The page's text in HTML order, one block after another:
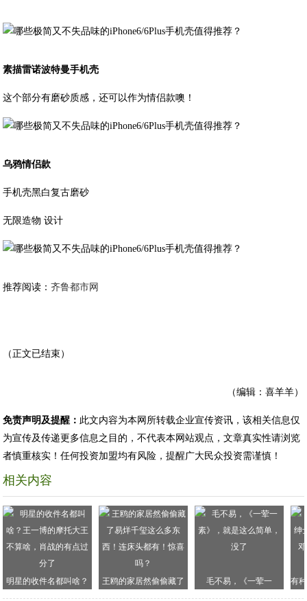
素描雷诺波特曼手机壳
这个部分有磨砂质感，还可以作为情侣款噢！
乌鸦情侣款
手机壳黑白复古磨砂
无限造物 设计
推荐阅读：齐鲁都市网
（正文已结束）
（编辑：喜羊羊）
免责声明及提醒： 此文内容为本网所转载企业宣传资讯，该相关信息仅
为宣传及传递更多信息之目的，不代表本网站观点，文章真实性请浏览
者慎重核实！任何投资加盟均有风险，提醒广大民众投资需谨慎！
相关内容
明星的收件名都叫啥？
王一博的摩托大王不算
王鸥的家居然偷偷藏了
易烊千玺这么多东西！
毛不易，《一荤一
素》，就是这么简单，
有
手